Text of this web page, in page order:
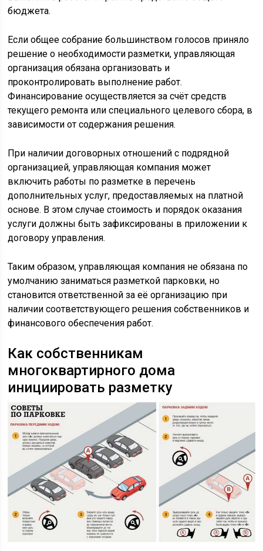
бюджета.
Если общее собрание большинством голосов приняло
решение о необходимости разметки, управляющая
организация обязана организовать и
проконтролировать выполнение работ.
Финансирование осуществляется за счёт средств
текущего ремонта или специального целевого сбора, в
зависимости от содержания решения.
При наличии договорных отношений с подрядной
организацией, управляющая компания может
включить работы по разметке в перечень
дополнительных услуг, предоставляемых на платной
основе. В этом случае стоимость и порядок оказания
услуги должны быть зафиксированы в приложении к
договору управления.
Таким образом, управляющая компания не обязана по
умолчанию заниматься разметкой парковки, но
становится ответственной за её организацию при
наличии соответствующего решения собственников и
финансового обеспечения работ.
Как собственникам
многоквартирного дома
инициировать разметку